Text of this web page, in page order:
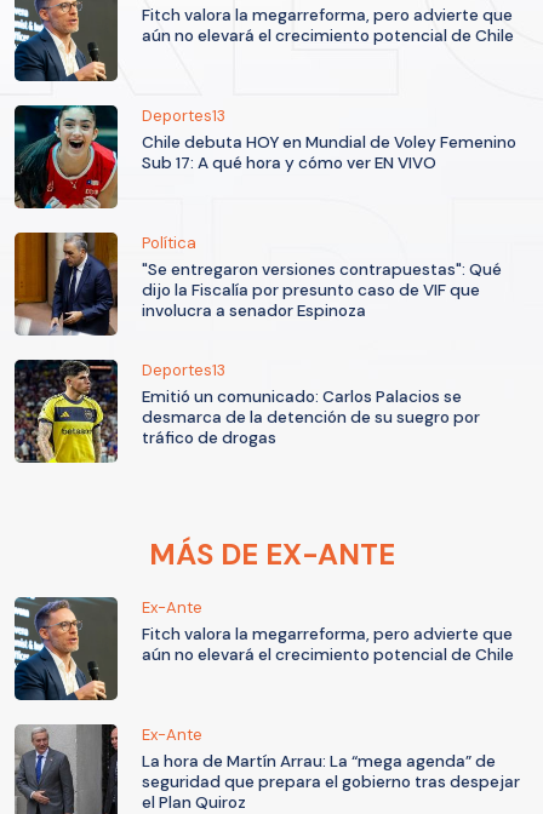
Fitch valora la megarreforma, pero advierte que
aún no elevará el crecimiento potencial de Chile
Deportes13
Chile debuta HOY en Mundial de Voley Femenino
Sub 17: A qué hora y cómo ver EN VIVO
Política
"Se entregaron versiones contrapuestas": Qué
dijo la Fiscalía por presunto caso de VIF que
involucra a senador Espinoza
Deportes13
Emitió un comunicado: Carlos Palacios se
desmarca de la detención de su suegro por
tráfico de drogas
MÁS DE EX-ANTE
Ex-Ante
Fitch valora la megarreforma, pero advierte que
aún no elevará el crecimiento potencial de Chile
Ex-Ante
La hora de Martín Arrau: La “mega agenda” de
seguridad que prepara el gobierno tras despejar
el Plan Quiroz